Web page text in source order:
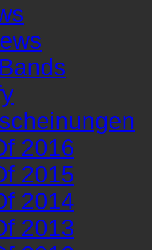
2016
2015
2014
2013